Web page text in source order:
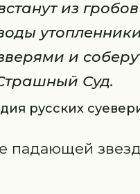
из гробов
и
Суд.
русских
падающей